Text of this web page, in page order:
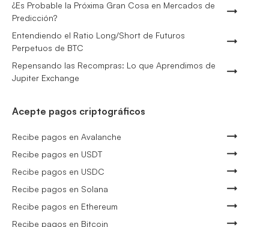
¿Es Probable la Próxima Gran Cosa en Mercados de
Predicción?
Entendiendo el Ratio Long/Short de Futuros
Perpetuos de BTC
Repensando las Recompras: Lo que Aprendimos de
Jupiter Exchange
Acepte pagos criptográficos
Recibe pagos en Avalanche
Recibe pagos en USDT
Recibe pagos en USDC
Recibe pagos en Solana
Recibe pagos en Ethereum
Recibe pagos en Bitcoin